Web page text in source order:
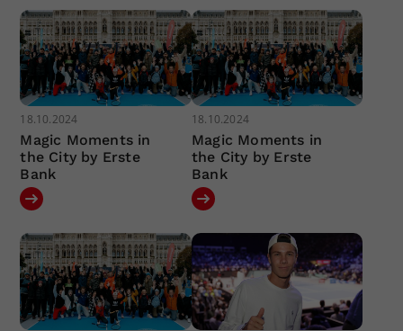
18.10.2024
Magic Moments in
the City by Erste
Bank
18.10.2024
Magic Moments in
the City by Erste
Bank